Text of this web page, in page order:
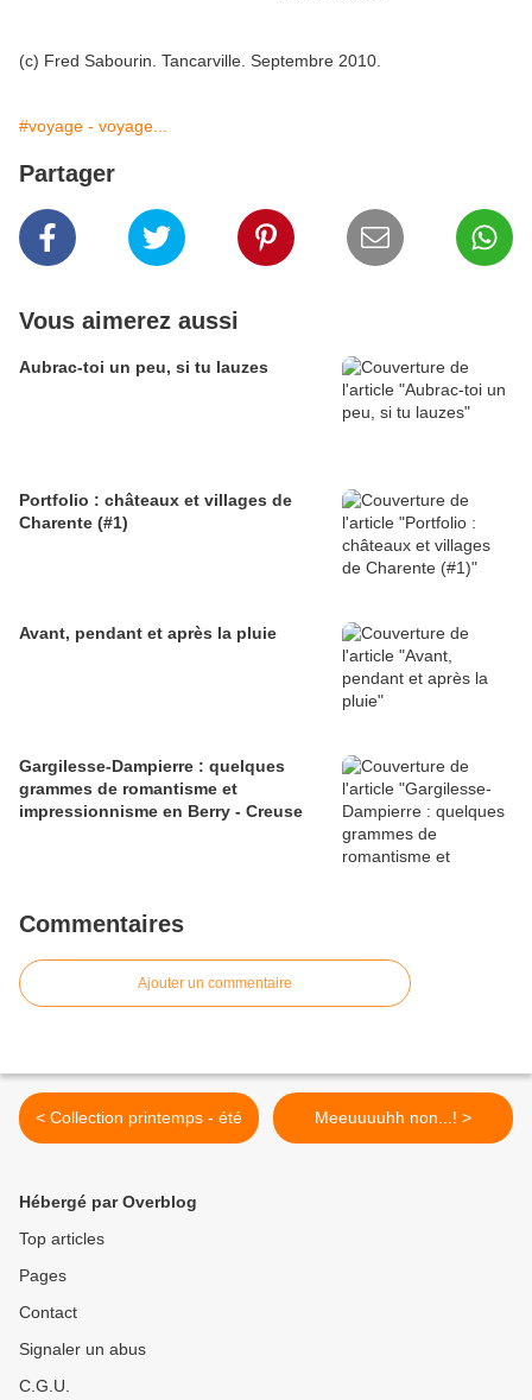
(c) Fred Sabourin. Tancarville. Septembre 2010.
#voyage - voyage...
Partager
Vous aimerez aussi
Aubrac-toi un peu, si tu lauzes
Portfolio : châteaux et villages de
Charente (#1)
Avant, pendant et après la pluie
Gargilesse-Dampierre : quelques
grammes de romantisme et
impressionnisme en Berry - Creuse
Commentaires
Ajouter un commentaire
< Collection printemps - été Meeuuuuhh non...! >
Hébergé par Overblog
Top articles
Pages
Contact
Signaler un abus
C.G.U.